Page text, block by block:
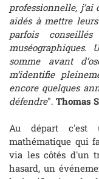
professionnelle,
aidés à mettre
parfois
muséographiques.
somme avant
m’identifie
encore quelques
défendre". Thomas
Au départ c'est
mathématique qui
via les côtés d'un
hasard, un